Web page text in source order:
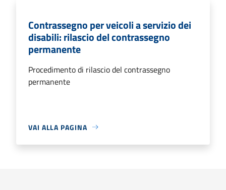
Contrassegno per veicoli a servizio dei
disabili: rilascio del contrassegno
permanente
Procedimento di rilascio del contrassegno
permanente
VAI ALLA PAGINA